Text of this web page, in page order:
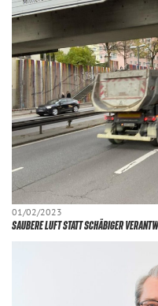
01/02/2023
SAUBERE LUFT STATT SCHÄBIGER